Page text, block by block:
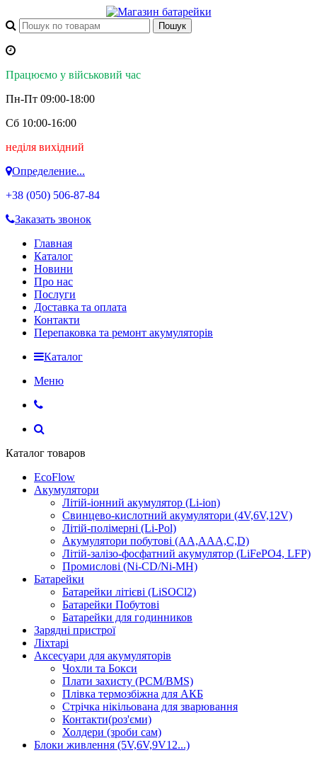
Працюємо у військовий час
Пн-Пт 09:00-18:00
Сб 10:00-16:00
неділя вихідний
Определение...
+38 (050) 506-87-84
Заказать звонок
Главная
Каталог
Новини
Про нас
Послуги
Доставка та оплата
Контакти
Перепаковка та ремонт акумуляторів
Каталог
Меню
Каталог товаров
EcoFlow
Акумулятори
Літій-іонний акумулятор (Li-ion)
Свинцево-кислотний акумулятори (4V,6V,12V)
Літій-полімерні (Li-Pol)
Акумулятори побутові (AA,AAA,C,D)
Літій-залізо-фосфатний акумулятор (LiFePO4, LFP)
Промислові (Ni-CD/Ni-MH)
Батарейки
Батарейки літієві (LiSOCl2)
Батарейки Побутові
Батарейки для годинников
Зарядні пристрої
Ліхтарі
Аксесуари для акумуляторів
Чохли та Бокси
Плати захисту (PCM/BMS)
Плівка термозбіжна для АКБ
Стрічка нікільована для зварювання
Контакти(роз'єми)
Холдери (зроби сам)
Блоки живлення (5V,6V,9V12...)